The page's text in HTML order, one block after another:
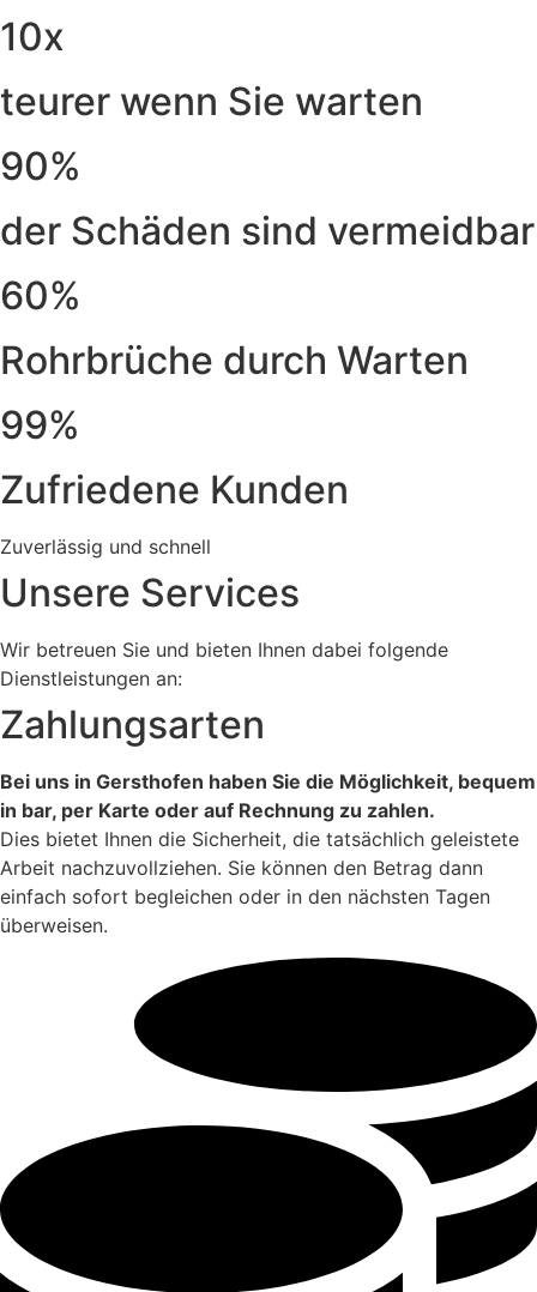
10x
teurer wenn Sie warten
90%
der Schäden sind vermeidbar
60%
Rohrbrüche durch Warten
99%
Zufriedene Kunden
Zuverlässig und schnell
Unsere Services
Wir betreuen Sie und bieten Ihnen dabei folgende
Dienstleistungen an:
Zahlungsarten
Bei uns in Gersthofen haben Sie die Möglichkeit, bequem
in bar, per Karte oder auf Rechnung zu zahlen.
Dies bietet Ihnen die Sicherheit, die tatsächlich geleistete
Arbeit nachzuvollziehen. Sie können den Betrag dann
einfach sofort begleichen oder in den nächsten Tagen
überweisen.